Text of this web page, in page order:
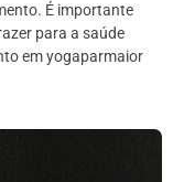
É importante
para a saúde
em yogaparmaior